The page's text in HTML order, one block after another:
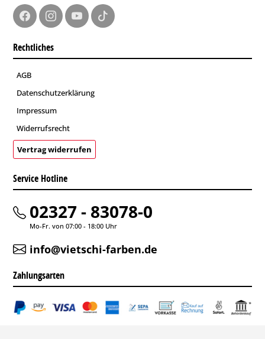
Rechtliches
AGB
Datenschutzerklärung
Impressum
Widerrufsrecht
Vertrag widerrufen
Service Hotline
02327 - 83078-0
Mo-Fr. von 07:00 - 18:00 Uhr
info@vietschi-farben.de
Zahlungsarten